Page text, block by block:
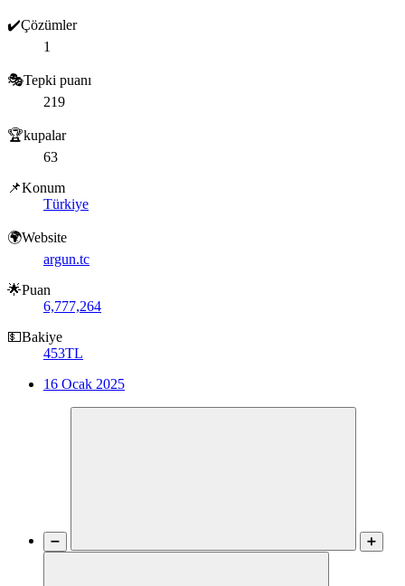
✔️Çözümler
1
🎭Tepki puanı
219
🏆kupalar
63
📌Konum
Türkiye
🌍Website
argun.tc
🌟Puan
6,777,264
💵Bakiye
453TL
16 Ocak 2025
➖ ➕